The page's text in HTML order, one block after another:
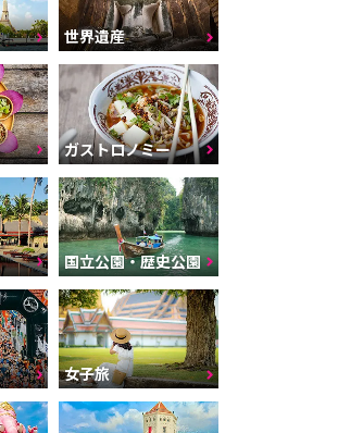
世界遺産
ガストロノミー
国立公園・歴史公園
女子旅